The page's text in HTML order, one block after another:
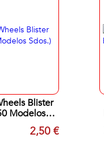
Blister
Modelos
2,50 €